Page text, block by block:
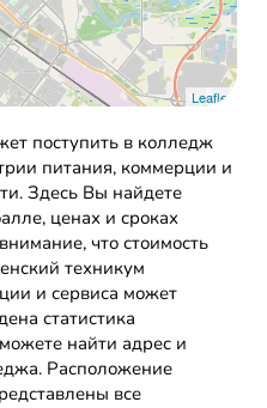
Leaflet
поступить в колледж
питания, коммерции и
Здесь Вы найдете
ценах и сроках
что стоимость
техникум
и сервиса может
статистика
найти адрес и
Расположение
все